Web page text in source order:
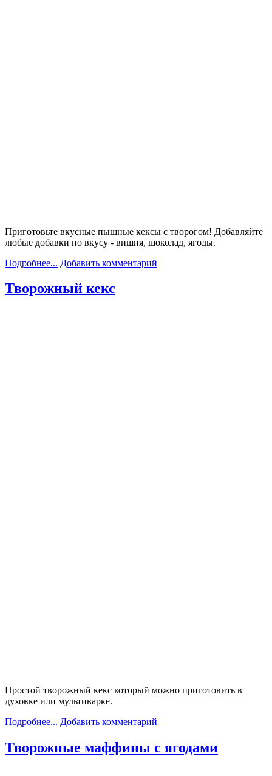
Приготовьте вкусные пышные кексы с творогом! Добавляйте
любые добавки по вкусу - вишня, шоколад, ягоды.
Подробнее... Добавить комментарий
Творожный кекс
Простой творожный кекс который можно приготовить в
духовке или мультиварке.
Подробнее... Добавить комментарий
Творожные маффины с ягодами